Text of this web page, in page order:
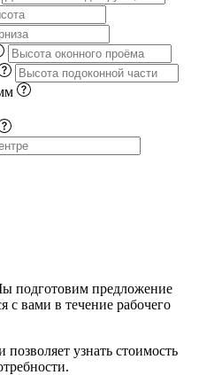
подготовим предложение
с вами в течение рабочего
узнать стоимость